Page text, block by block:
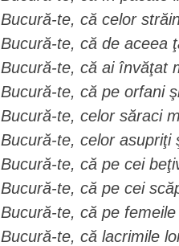
Bucură-te, că celor
Bucură-te, că de aceea
Bucură-te, că ai învăţat
Bucură-te, că pe orfani
Bucură-te, celor săraci
Bucură-te, celor asupriţi
Bucură-te, că pe cei
Bucură-te, că pe cei
Bucură-te, că pe
Bucură-te, că lacrimile